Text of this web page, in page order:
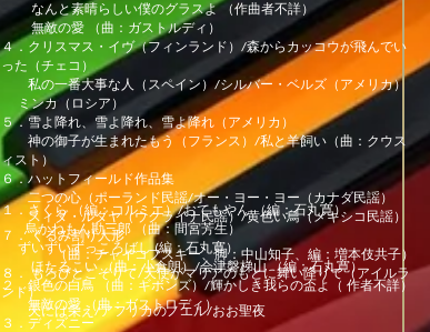
なんと素晴らしい僕のグラスよ （作曲者不詳）
無敵の愛 （曲：ガストルディ）
４． クリスマス・イヴ（フィンランド）/森からカッコウが飛んでい
った（チェコ）
私の一番大事な人（スペイン）/シルバー・ベルズ（アメリカ）
ミンカ（ロシア）
５． 雪よ降れ、雪よ降れ、雪よ降れ（アメリカ）
神の御子が生まれたもう（フランス）/私と羊飼い（曲：クウス
ィスト）
６．ハットフィールド作品集
二つの心（ポーランド民謡/オー・ヨー・ヨー（カナダ民謡）
スィダ・ルダヤ（ウクライナ民謡）/黄色い鳥（メキシコ民謡）
７． くるみ割り人形
（曲：チャイコフスキー、脚：中山知子、編：増本伎共子）
８． もろびとこぞりて/天使がマリアのもとに舞い降りて（アイルラ
ンド）
天には栄え/アフリカのノエル/おお聖夜
１． さくら （編：コルミエ）/おてもやん （編：石丸寛）
烏かねもん勘三郎 （曲：間宮芳生）
ずいずいずっころばし (編：石丸寛）
ほたるこい （曲：小倉朗）/会津磐梯山 （編：石丸寛）
２．銀色の白鳥 （曲：ギボンズ）/輝かしき我らの盃よ（ 作者不詳）
無敵の愛 （曲：ガストロディ）
３．ディズニー